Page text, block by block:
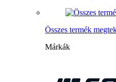
Összes termék
Márkák